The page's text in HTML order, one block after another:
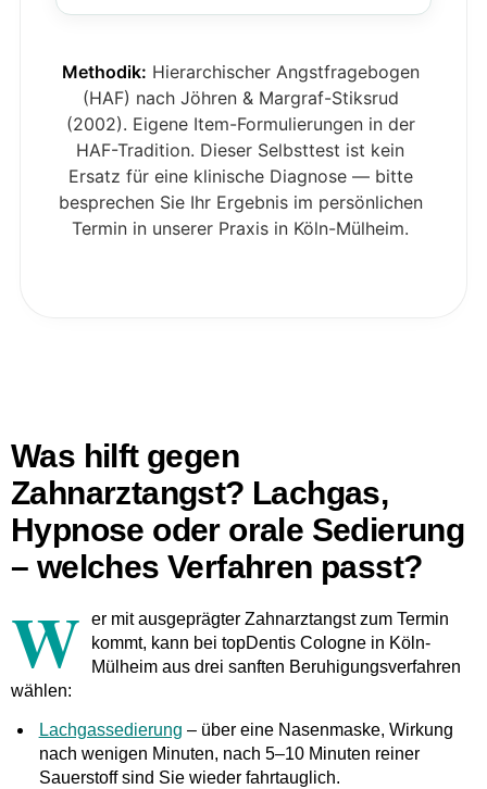
Methodik: Hierarchischer Angstfragebogen
(HAF) nach Jöhren & Margraf-Stiksrud
(2002). Eigene Item-Formulierungen in der
HAF-Tradition. Dieser Selbsttest ist kein
Ersatz für eine klinische Diagnose — bitte
besprechen Sie Ihr Ergebnis im persönlichen
Termin in unserer Praxis in Köln-Mülheim.
Was hilft gegen
Zahnarztangst? Lachgas,
Hypnose oder orale Sedierung
– welches Verfahren passt?
W
er mit ausgeprägter Zahnarztangst zum Termin
kommt, kann bei topDentis Cologne in Köln-
Mülheim aus drei sanften Beruhigungsverfahren
wählen:
Lachgassedierung – über eine Nasenmaske, Wirkung
nach wenigen Minuten, nach 5–10 Minuten reiner
Sauerstoff sind Sie wieder fahrtauglich.